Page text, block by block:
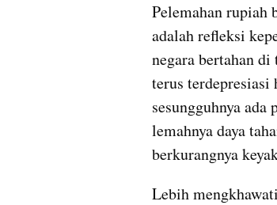
Pelemahan rupiah
adalah refleksi
negara bertahan
terus terdepresiasi
sesungguhnya
lemahnya daya
berkurangnya
Lebih